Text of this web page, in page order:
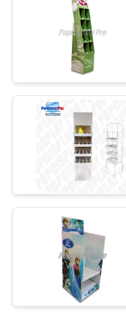
MOSTRA
CIRCA
FABBRICA
CONTROLLO
QUALITÀ